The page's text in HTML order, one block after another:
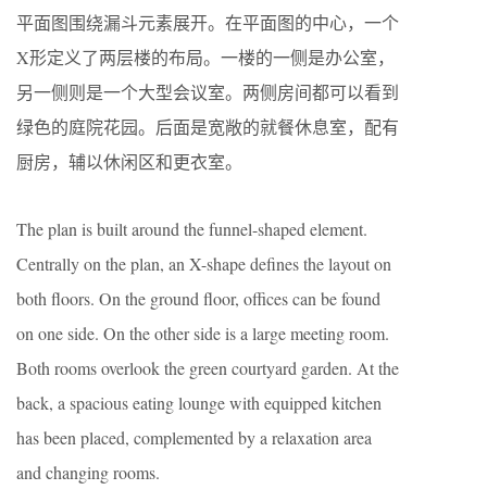
平面图围绕漏斗元素展开。在平面图的中心，一个
X形定义了两层楼的布局。一楼的一侧是办公室，
另一侧则是一个大型会议室。两侧房间都可以看到
绿色的庭院花园。后面是宽敞的就餐休息室，配有
厨房，辅以休闲区和更衣室。
The plan is built around the funnel-shaped element.
Centrally on the plan, an X-shape defines the layout on
both floors. On the ground floor, offices can be found
on one side. On the other side is a large meeting room.
Both rooms overlook the green courtyard garden. At the
back, a spacious eating lounge with equipped kitchen
has been placed, complemented by a relaxation area
and changing rooms.